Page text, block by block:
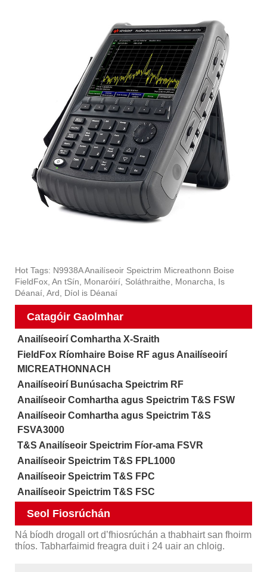
Hot Tags: N9938A Anailíseoir Speictrim Micreathonn Boise
FieldFox, An tSín, Monaróirí, Soláthraithe, Monarcha, Is
Déanaí, Ard, Díol is Déanaí
Catagóir Gaolmhar
Anailíseoirí Comhartha X-Sraith
FieldFox Ríomhaire Boise RF agus Anailíseoirí
MICREATHONNACH
Anailíseoirí Bunúsacha Speictrim RF
Anailíseoir Comhartha agus Speictrim T&S FSW
Anailíseoir Comhartha agus Speictrim T&S
FSVA3000
T&S Anailíseoir Speictrim Fíor-ama FSVR
Anailíseoir Speictrim T&S FPL1000
Anailíseoir Speictrim T&S FPC
Anailíseoir Speictrim T&S FSC
Seol Fiosrúchán
Ná bíodh drogall ort d’fhiosrúchán a thabhairt san fhoirm
thíos. Tabharfaimid freagra duit i 24 uair an chloig.